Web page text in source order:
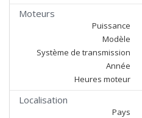
Moteurs
Puissance
Modèle
Système de transmission
Année
Heures moteur
Localisation
Pays